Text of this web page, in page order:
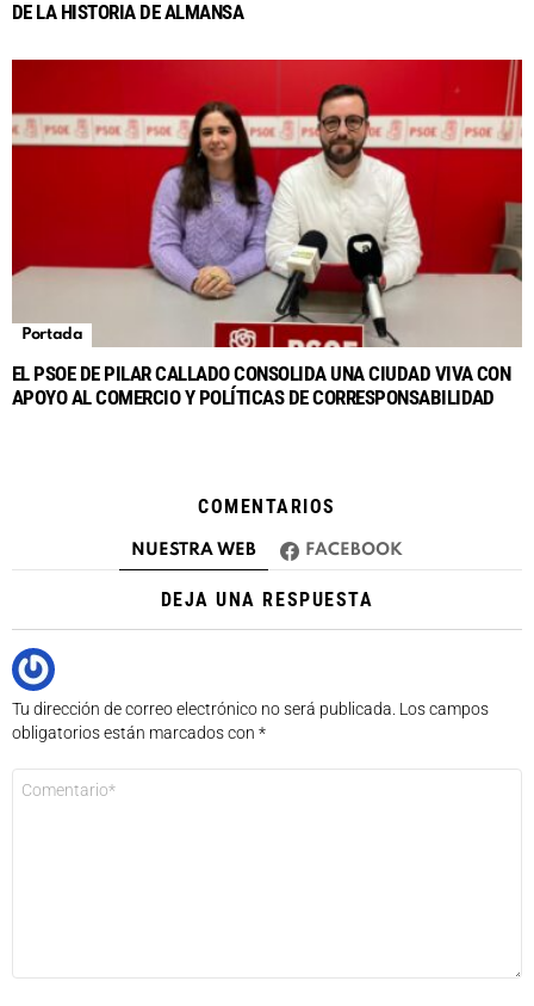
DE LA HISTORIA DE ALMANSA
Portada
EL PSOE DE PILAR CALLADO CONSOLIDA UNA CIUDAD VIVA CON
APOYO AL COMERCIO Y POLÍTICAS DE CORRESPONSABILIDAD
COMENTARIOS
NUESTRA WEB FACEBOOK
DEJA UNA RESPUESTA
Tu dirección de correo electrónico no será publicada. Los campos
obligatorios están marcados con *